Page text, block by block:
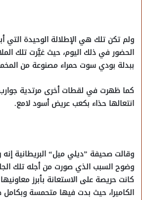
ولم تكن تلك هي الإطلالة الوحيدة التي
الحضور في ذلك اليوم، حيث غيَّرت تلك
ببدلة بودي سوت حمراء مصنوعة من
كما ظهرت في لقطات أخرى مرتدية
انتعالها حذاء بكعب عريض أسود لامع.
وقالت صحيفة ”ديلي ميل“ البريطانية
وضوح السبب الذي صورت من أجله تلك
كانت حريصة على الاستعانة بأبرز
الكاميرا، حيث بدت فيها متحمسة